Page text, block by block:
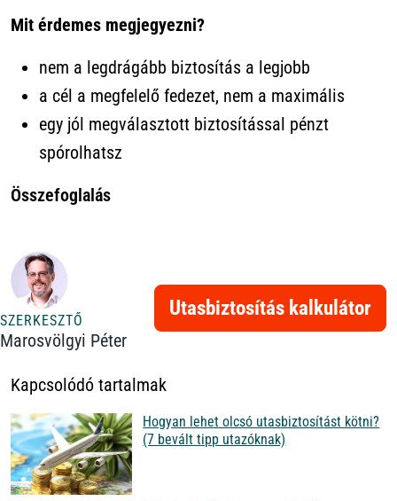
Mit érdemes megjegyezni?
nem a legdrágább biztosítás a legjobb
a cél a megfelelő fedezet, nem a maximális
egy jól megválasztott biztosítással pénzt
spórolhatsz
Összefoglalás
SZERKESZTŐ
Marosvölgyi Péter
Utasbiztosítás kalkulátor
Kapcsolódó tartalmak
Hogyan lehet olcsó utasbiztosítást kötni?
(7 bevált tipp utazóknak)